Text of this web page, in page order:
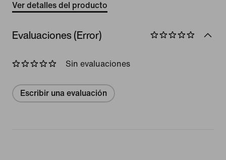
Ver detalles del producto
Evaluaciones (Error)
Sin evaluaciones
Escribir una evaluación